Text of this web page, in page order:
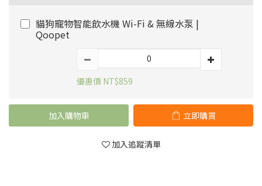
貓狗寵物智能飲水機 Wi-Fi & 無線水泵 |
Qoopet
優惠價 NT$859
加入購物車 立即購買
加入追蹤清單